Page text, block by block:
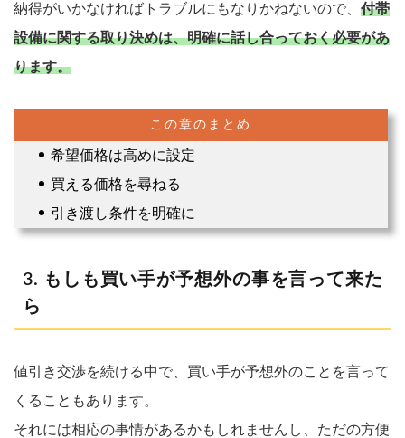
納得がいかなければトラブルにもなりかねないので、 付帯
設備に関する取り決めは、明確に話し合っておく必要があ
ります。
希望価格は高めに設定
買える価格を尋ねる
引き渡し条件を明確に
もしも買い手が予想外の事を言って来た
ら
値引き交渉を続ける中で、買い手が予想外のことを言って
くることもあります。
それには相応の事情があるかもしれませんし、ただの方便